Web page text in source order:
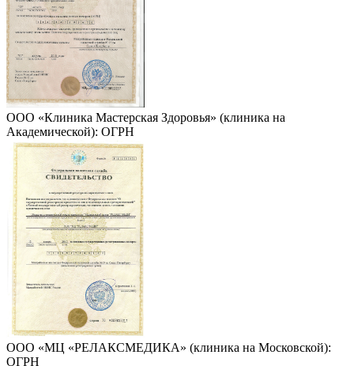
ООО «Клиника Мастерская Здоровья» (клиника на
Академической): ОГРН
ООО «МЦ «РЕЛАКСМЕДИКА» (клиника на Московской):
ОГРН